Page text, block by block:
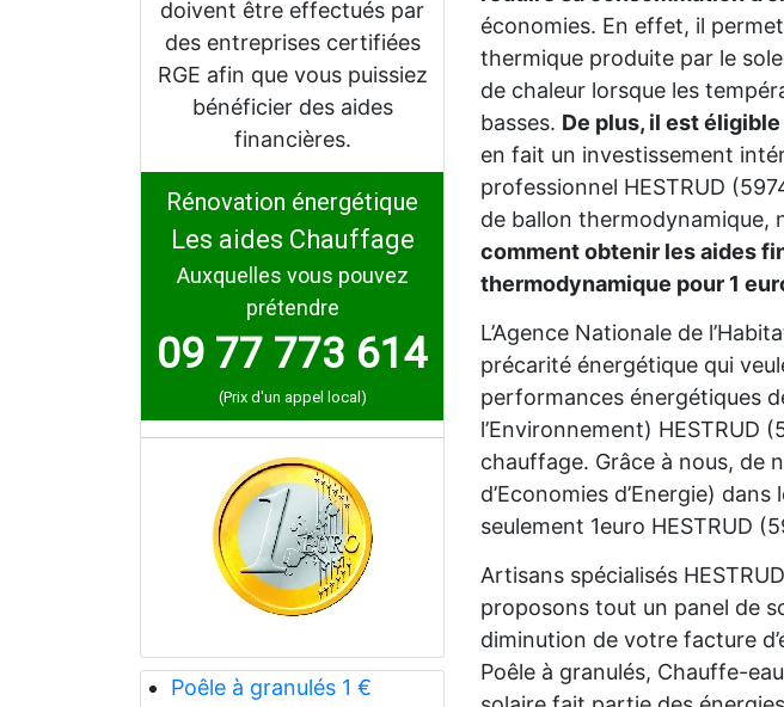
doivent être effectués par
des entreprises certifiées
RGE afin que vous puissiez
bénéficier des aides
financières.
Rénovation énergétique
Les aides Chauffage
Auxquelles vous pouvez
prétendre
09 77 773 614
(Prix d'un appel local)
Poêle à granulés 1 €
économies. En effet, il
thermique produite par le
de chaleur lorsque les
basses. De plus, il est
en fait un investissement
professionnel HESTRUD
de ballon thermodynamique,
comment obtenir les aides
thermodynamique pour 1
L’Agence Nationale de
précarité énergétique qui
performances énergétiques
l’Environnement)
chauffage. Grâce à nous, de
d’Economies d’Energie)
seulement 1euro HESTRUD
Artisans spécialisés
proposons tout un panel de
diminution de votre facture
Poêle à granulés, Chauffe-